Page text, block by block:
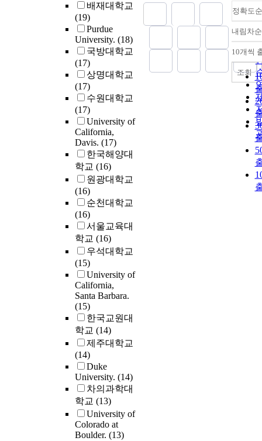
배재대학교
(19)
Purdue
University. (18)
국방대학교
(17)
상명대학교
(17)
수원대학교
(17)
University of
California,
Davis. (17)
한국해양대
학교 (16)
원광대학교
(16)
순천대학교
(16)
서울교육대
학교 (16)
우석대학교
(15)
University of
California,
Santa Barbara.
(15)
한국교원대
학교 (14)
제주대학교
(14)
Duke
University. (14)
차의과학대
학교 (13)
University of
Colorado at
Boulder. (13)
and oven-heated
nearly identical
promising results
deformation, the
electricity was
integrated with
establish the EA-
process. The
electric currents
resulting part
was investigated
The results show
outstanding
of the application
electric currents
정확도순
내림차순
10개씩
조회